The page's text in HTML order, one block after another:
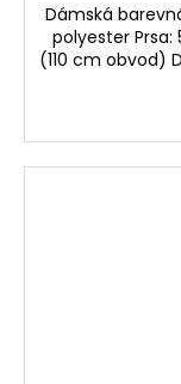
Dámská
polyester
(110 cm obvod)